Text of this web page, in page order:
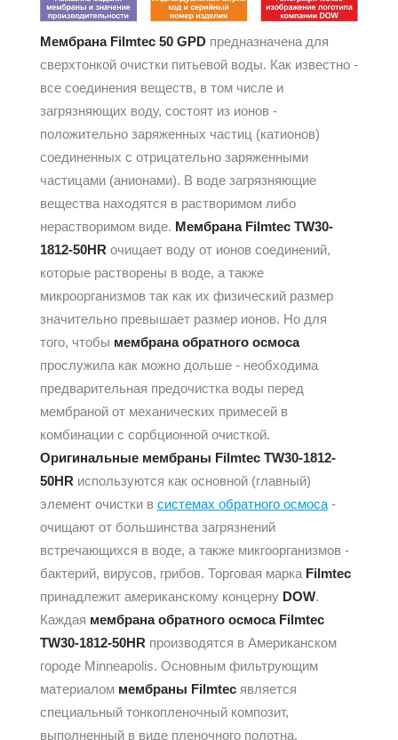
Мембрана Filmtec 50 GPD предназначена для
сверхтонкой очистки питьевой воды. Как известно -
все соединения веществ, в том числе и
загрязняющих воду, состоят из ионов -
положительно заряженных частиц (катионов)
соединенных с отрицательно заряженными
частицами (анионами). В воде загрязняющие
вещества находятся в растворимом либо
нерастворимом виде. Мембрана Filmtec TW30-
1812-50HR очищает воду от ионов соединений,
которые растворены в воде, а также
микроорганизмов так как их физический размер
значительно превышает размер ионов. Но для
того, чтобы мембрана обратного осмоса
прослужила как можно дольше - необходима
предварительная предочистка воды перед
мембраной от механических примесей в
комбинации с сорбционной очисткой.
Оригинальные мембраны Filmtec TW30-1812-
50HR используются как основной (главный)
элемент очистки в системах обратного осмоса -
очищают от большинства загрязнений
встречающихся в воде, а также микгоорганизмов -
бактерий, вирусов, грибов. Торговая марка Filmtec
принадлежит американскому концерну DOW.
Каждая мембрана обратного осмоса Filmtec
TW30-1812-50HR производятся в Американском
городе Minneapolis. Основным фильтрующим
материалом мембраны Filmtec является
специальный тонкопленочный композит,
выполненный в виде пленочного полотна,